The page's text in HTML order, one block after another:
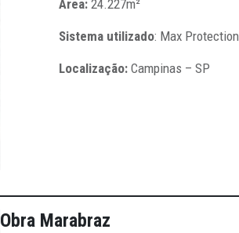
Área: 24.227m²
Sistema utilizado: Max Protection
Localização: Campinas – SP
Obra Marabraz